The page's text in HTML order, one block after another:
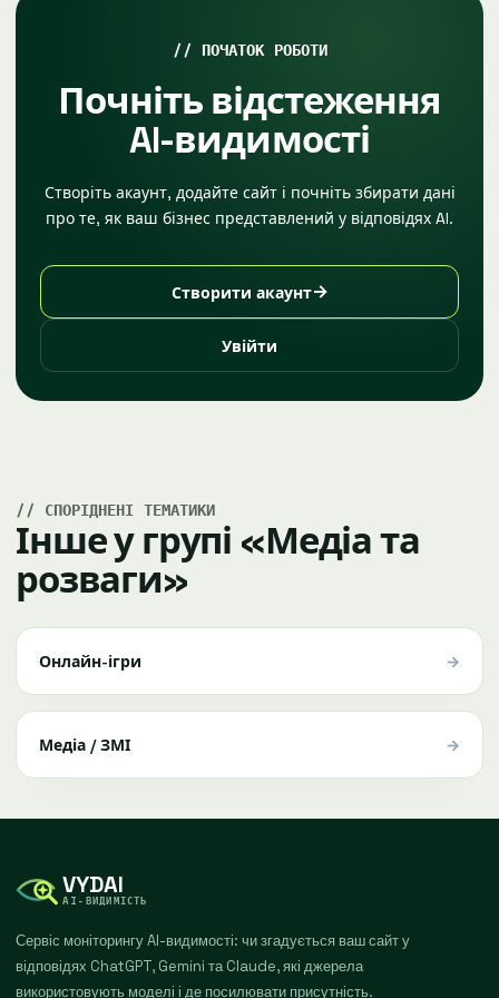
ПОЧАТОК РОБОТИ
Почніть відстеження
AI-видимості
Створіть акаунт, додайте сайт і почніть збирати дані
про те, як ваш бізнес представлений у відповідях AI.
Створити акаунт→
Увійти
СПОРІДНЕНІ ТЕМАТИКИ
Інше у групі «Медіа та
розваги»
Онлайн-ігри →
Медіа / ЗМІ →
VYDAI
AI-ВИДИМІСТЬ
Сервіс моніторингу AI-видимості: чи згадується ваш сайт у
відповідях ChatGPT, Gemini та Claude, які джерела
використовують моделі і де посилювати присутність.